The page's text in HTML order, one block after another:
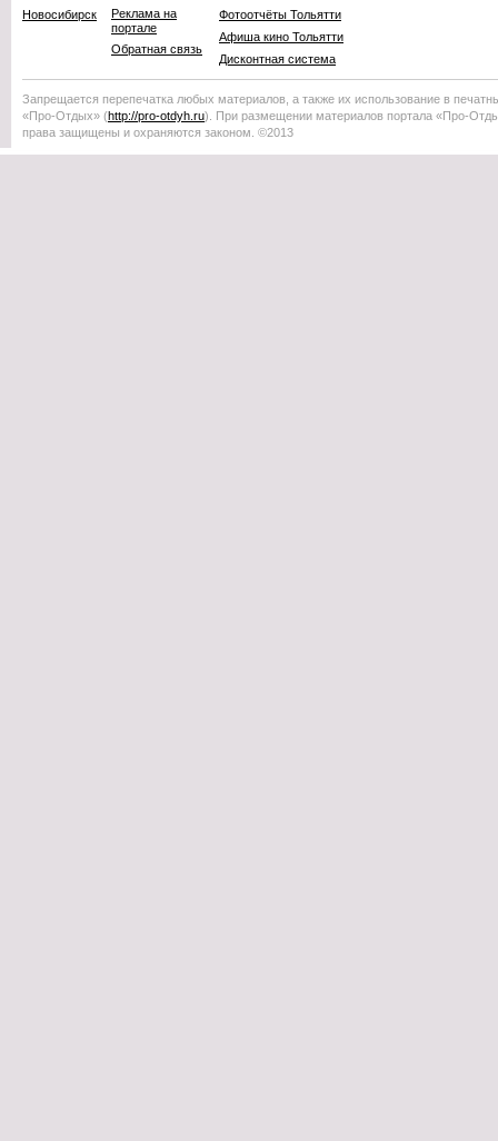
Новосибирск
Реклама на
портале
Обратная связь
Фотоотчёты Тольятти
Афиша кино Тольятти
Дисконтная система
Запрещается перепечатка любых материалов, а также их использование в
«Про-Отдых» (http://pro-otdyh .ru). При размещении материалов портала «Про-
права защищены и охраняются законом. ©2013